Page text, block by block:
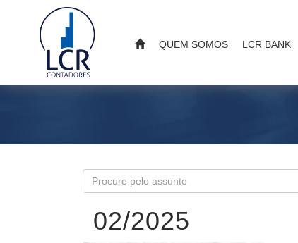
QUEM SOMOS LCR BANK
02/2025